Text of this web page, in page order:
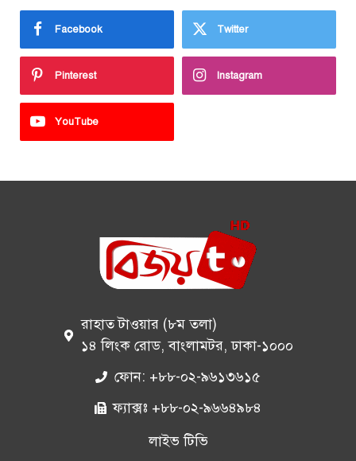
Facebook Twitter
Pinterest Instagram
YouTube
রাহাত টাওয়ার (৮ম তলা)
১৪ লিংক রোড, বাংলামটর, ঢাকা-১০০০
ফোন: +৮৮-০২-৯৬১৩৬১৫
ফ্যাক্সঃ +৮৮-০২-৯৬৬৪৯৮৪
লাইভ টিভি